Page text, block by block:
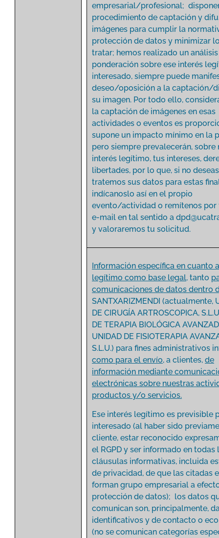
empresarial/profesional;
procedimiento de captación y
imágenes para cumplir la
protección de datos y minimizar
tratar; hemos realizado un
ponderación sobre ese interés
interesado, siempre puede
deseo/oposición a la captación/
su imagen. Por todo ello,
la captación de imágenes en esas
actividades o eventos es
supone un impacto mínimo en la
pero siempre prevalecerán, sobre
interés legítimo, tus intereses,
libertades, por lo que, si no
tratemos sus datos para estas
indícanoslo así en el propio
evento/actividad o remítenos por
e-mail en tal sentido a
y valoraremos tu solicitud.
Información específica en cuanto
legítimo como base legal, tanto
comunicaciones de datos dentro
SANTXARIZMENDI (actualmente,
DE CIRUGÍA ARTROSCOPICA,
DE TERAPIA BIOLÓGICA
UNIDAD DE FISIOTERAPIA
S.L.U.) para fines administrativos
como para el envío, a clientes, de
información mediante
electrónicas sobre nuestras
productos y/o servicios.
Ese interés legítimo es previsible
interesado (al haber sido
cliente, estar reconocido
el RGPD y ser informado en todas
cláusulas informativas, incluida
de privacidad, de que las citadas
forman grupo empresarial a
protección de datos); los datos
comunican son, principalmente,
identificativos y de contacto o
(no se comunican categorías